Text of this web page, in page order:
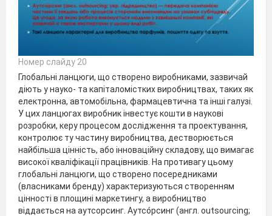
Номер слайду 20
Глобальні ланцюги, що створено виробниками, зазвичай
діють у науко- та капіталомістких виробництвах, таких як
електронна, автомобільна, фармацевтична та інші галузі.
У цих ланцюгах виробник інвестує кошти в наукові
розробки, керу процесом дослідження та проектування,
контролює ту частину виробництва, дестворюється
найбільша цінність, або інноваційну складову, що вимагає
високої кваліфікації працівників. На противагу цьому
глобальні ланцюги, що створено посередниками
(власниками бренду) характеризуються створенням
цінності в площині маркетингу, а виробництво
віддається на аутсорсинг. Аутсо́рсинг (англ. outsourcing;